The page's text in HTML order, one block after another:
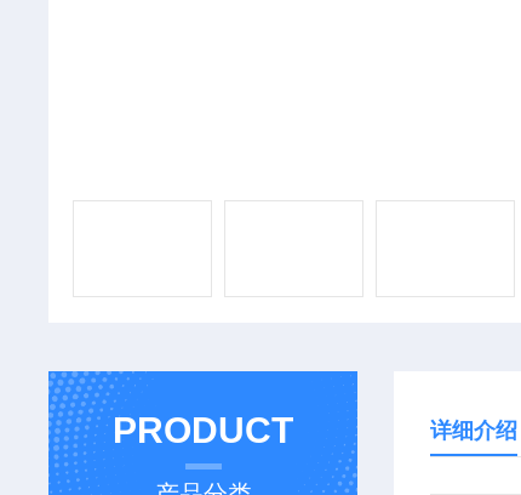
PRODUCT 详细介绍